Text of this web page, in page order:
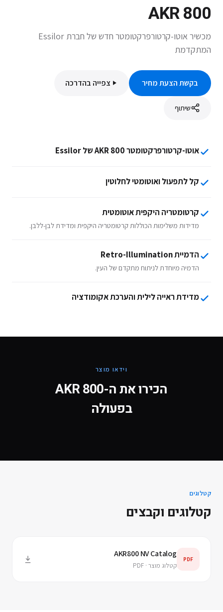
AKR 800
מכשיר אוטו-קרטורפרקטומטר חדש של חברת Essilor
המתקדמת
בקשת הצעת מחיר צפייה בהדרכה
שיתוף
אוטו-קרטורפרקטומטר AKR 800 של Essilor
קל לתפעול ואוטומטי לחלוטין
קרטומטריה היקפית אוטומטית
מדידות משלימות הכוללות קרטומטריה היקפית ומדידת לבן-ללבן.
הדמיית Retro-Illumination
הדמיה מיוחדת לניתוח מתקדם של העין.
מדידת ראייה לילית והערכת אקומודציה
וידאו מוצר
הכירו את ה-AKR 800
בפעולה
קטלוגים
קטלוגים וקבצים
PDF
AKR800 NV Catalog
קטלוג מוצר · PDF